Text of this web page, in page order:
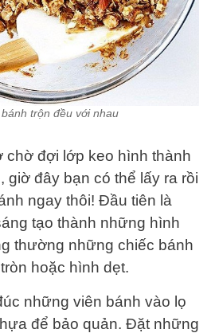
trộn đều với nhau
chờ đợi lớp keo hình thành
giờ đây bạn có thể lấy ra rồi
ngay thôi! Đầu tiên là
tạo thành những hình
thường những chiếc bánh
hoặc hình dẹt.
những viên bánh vào lọ
để bảo quản. Đặt những